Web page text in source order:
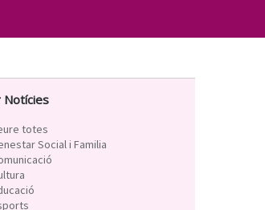
Notícies
totes
Social i Familia